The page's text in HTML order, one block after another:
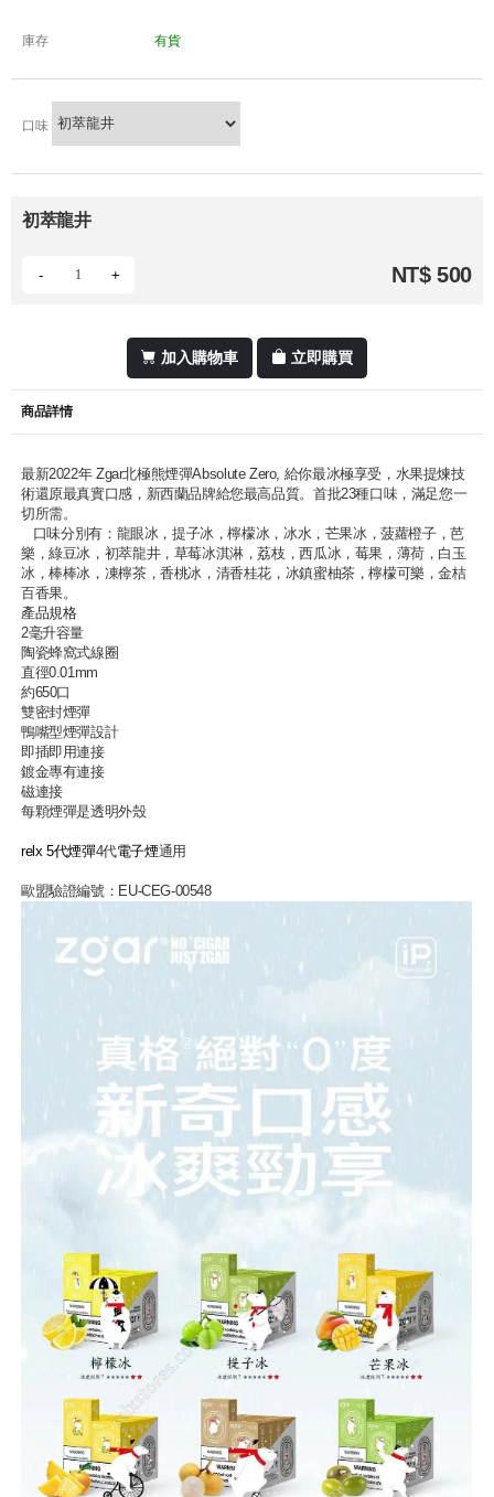
庫存 有貨
口味
初萃龍井
- + NT$ 500
加入購物車 立即購買
商品詳情
最新2022年 Zgar北極熊煙彈Absolute Zero, 給你最冰極享受，水果提煉技
術還原最真實口感，新西蘭品牌給您最高品質。首批23種口味，滿足您一
切所需。
口味分別有：龍眼冰，提子冰，檸檬冰，冰水，芒果冰，菠蘿橙子，芭
樂，綠豆冰，初萃龍井，草莓冰淇淋，荔枝，西瓜冰，莓果，薄荷，白玉
冰，棒棒冰，凍檸茶，香桃冰，清香桂花，冰鎮蜜柚茶，檸檬可樂，金桔
百香果。
產品規格
2毫升容量
陶瓷蜂窩式線圈
直徑0.01mm
約650口
雙密封煙彈
鴨嘴型煙彈設計
即插即用連接
鍍金專有連接
磁連接
每顆煙彈是透明外殼
relx 5代煙彈4代電子煙通用
歐盟驗證編號：EU-CEG-00548